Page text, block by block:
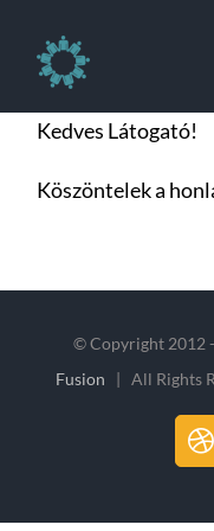
content
Kedves Látogató!
Köszöntelek a
© Copyright 2012 -
Fusion | All Rights